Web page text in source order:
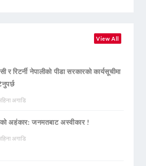
View All
र रिटर्नी नेपालीको पीडा सरकारको कार्यसूचीमा
अगाडि
अहंकार: जनमतबाट अस्वीकार !
अगाडि